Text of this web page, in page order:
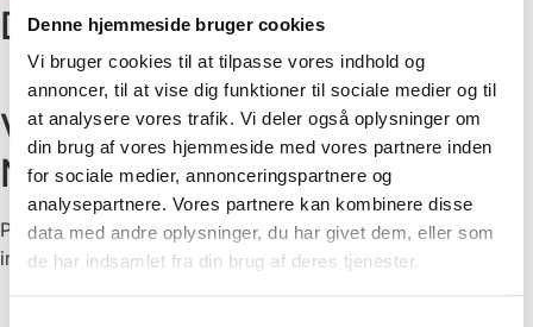
Denne hjemmeside bruger cookies
Vi bruger cookies til at tilpasse vores indhold og
annoncer, til at vise dig funktioner til sociale medier og til
at analysere vores trafik. Vi deler også oplysninger om
din brug af vores hjemmeside med vores partnere inden
for sociale medier, annonceringspartnere og
analysepartnere. Vores partnere kan kombinere disse
data med andre oplysninger, du har givet dem, eller som
de har indsamlet fra din brug af deres tjenester.
Download projektbeskrivelse
Vil du vide mere om vores
NoDig metoder?
På denne side finder du en oversigt over vores specialer
inden for NoDig metoderne.